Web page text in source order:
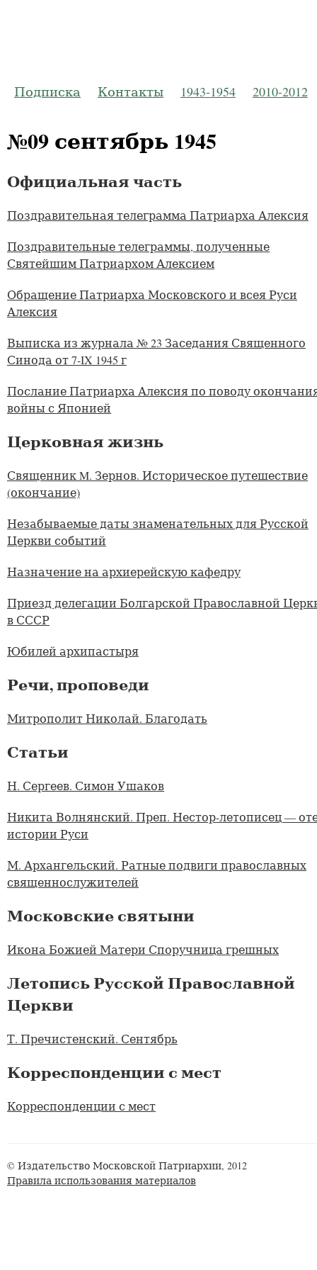
Подписка Контакты 1943-1954 2010-2012
№09 сентябрь 1945
Официальная часть
Поздравительная телеграмма Патриарха Алексия
Поздравительные телеграммы, полученные
Святейшим Патриархом Алексием
Обращение Патриарха Московского и всея Руси
Алексия
Выписка из журнала № 23 Заседания Священного
Синода от 7-IX 1945 г
Послание Патриарха Алексия по поводу
войны с Японией
Церковная жизнь
Священник M. Зернов. Историческое путешествие
(окончание)
Незабываемые даты знаменательных для Русской
Церкви событий
Назначение на архиерейскую кафедру
Приезд делегации Болгарской Православной
в СССР
Юбилей архипастыря
Речи, проповеди
Митрополит Николай. Благодать
Статьи
Н. Сергеев. Симон Ушаков
Никита Волнянский. Преп. Нестор-летописец —
истории Руси
М. Архангельский. Ратные подвиги православных
священнослужителей
Московские святыни
Икона Божией Матери Споручница грешных
Летопись Русской Православной
Церкви
Т. Пречистенский. Сентябрь
Корреспонденции с мест
Корреспонденции с мест
© Издательство Московской Патриархии, 2012
Правила использования материалов